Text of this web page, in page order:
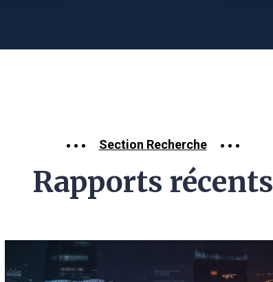
Section Recherche
Rapports récents